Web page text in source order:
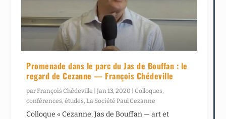
Promenade dans le parc du Jas de Bouffan : le
regard de Cezanne — François Chédeville
par François Chédeville |Jan 13, 2020 |Colloques,
conférences, études La Société Paul Cezanne
Colloque « Cezanne, Jas de Bouffan — art et